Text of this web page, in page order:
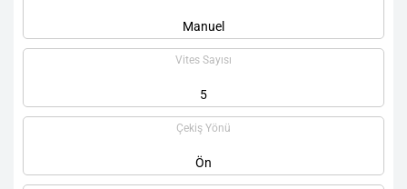
Manuel
Vites Sayısı
5
Çekiş Yönü
Ön